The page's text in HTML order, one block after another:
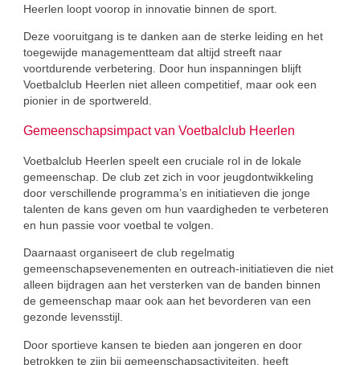
Heerlen loopt voorop in innovatie binnen de sport.
Deze vooruitgang is te danken aan de sterke leiding en het
toegewijde managementteam dat altijd streeft naar
voortdurende verbetering. Door hun inspanningen blijft
Voetbalclub Heerlen niet alleen competitief, maar ook een
pionier in de sportwereld.
Gemeenschapsimpact van Voetbalclub Heerlen
Voetbalclub Heerlen speelt een cruciale rol in de lokale
gemeenschap. De club zet zich in voor jeugdontwikkeling
door verschillende programma’s en initiatieven die jonge
talenten de kans geven om hun vaardigheden te verbeteren
en hun passie voor voetbal te volgen.
Daarnaast organiseert de club regelmatig
gemeenschapsevenementen en outreach-initiatieven die niet
alleen bijdragen aan het versterken van de banden binnen
de gemeenschap maar ook aan het bevorderen van een
gezonde levensstijl.
Door sportieve kansen te bieden aan jongeren en door
betrokken te zijn bij gemeenschapsactiviteiten, heeft